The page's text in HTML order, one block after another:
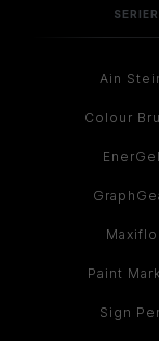
SERIER
Ain
Colour
EnerGel
Maxiflo
Paint
Sign